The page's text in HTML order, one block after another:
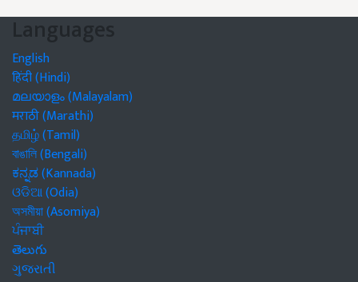
Languages
English
हिंदी (Hindi)
മലയാളം (Malayalam)
मराठी (Marathi)
தமிழ் (Tamil)
বাঙালি (Bengali)
ಕನ್ನಡ (Kannada)
ଓଡିଆ (Odia)
অসমীয়া (Asomiya)
ਪੰਜਾਬੀ
తెలుగు
ગુજરાતી